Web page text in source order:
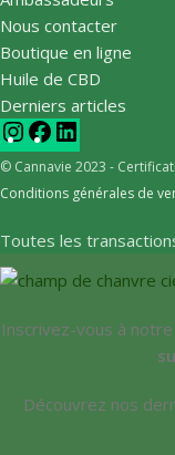
Nous contacter
Boutique en ligne
Huile de CBD
Derniers articles
© Cannavie 2023 -
Conditions générales de
Toutes les
Inscrivez-vous à
Découvrez nos